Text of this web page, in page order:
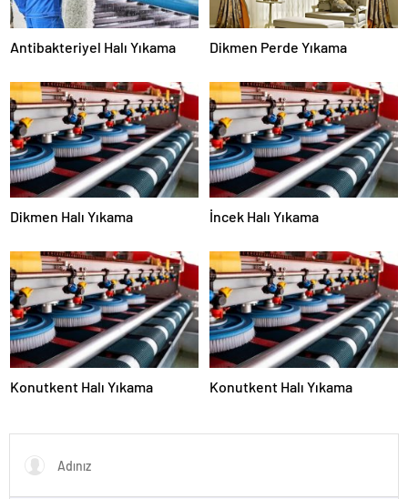
Antibakteriyel Halı Yıkama Dikmen Perde Yıkama
Dikmen Halı Yıkama İncek Halı Yıkama
Konutkent Halı Yıkama Konutkent Halı Yıkama